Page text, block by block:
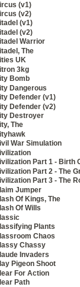
(v1)
(v2)
(v1)
(v2)
Warrior
The
UK
3kg
Bomb
Dangerous
Defender (v1)
Defender (v2)
Destroyer
The
War Simulation
Part 1 - Birth
Part 2 - The
Part 3 - The
Jumper
Of Kings, The
Of Wills
Plants
Chaos
Chassy
Invaders
Pigeon Shoot
For Action
Path